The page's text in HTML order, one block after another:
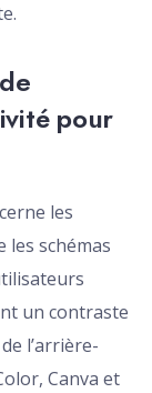
pour
les
les schémas
un contraste
l’arrière-
Canva et